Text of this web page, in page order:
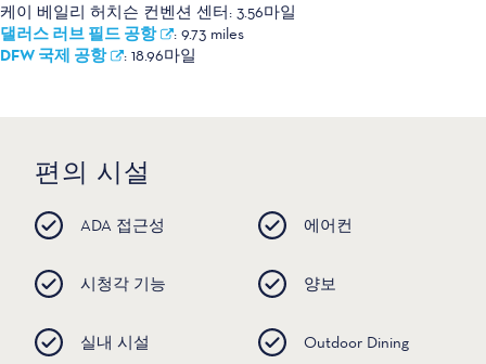
케이 베일리 허치슨 컨벤션 센터: 3.56마일
댈러스 러브 필드 공항 : 9.73 miles
DFW 국제 공항 : 18.96마일
편의 시설
ADA 접근성 에어컨
시청각 기능 양보
실내 시설 Outdoor Dining